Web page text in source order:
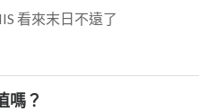
看來末日不遠了
嗎？